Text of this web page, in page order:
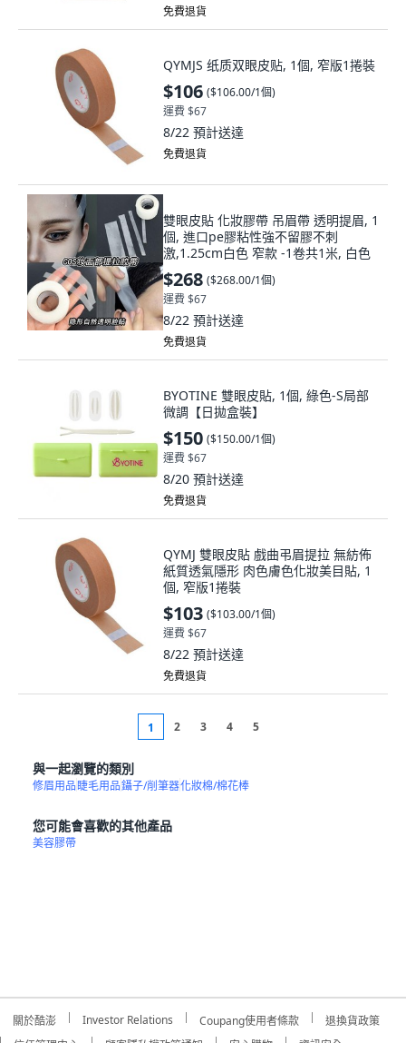
免費退貨
QYMJS 纸质双眼皮贴, 1個, 窄版1捲裝
$106 ($106.00/1個)
運費 $67
8/22 預計送達
免費退貨
雙眼皮貼 化妝膠帶 吊眉帶 透明提眉, 1
個, 進口pe膠粘性強不留膠不刺
激,1.25cm白色 窄款 -1卷共1米, 白色
$268 ($268.00/1個)
運費 $67
8/22 預計送達
免費退貨
BYOTINE 雙眼皮貼, 1個, 綠色-S局部
微調【日拋盒裝】
$150 ($150.00/1個)
運費 $67
8/20 預計送達
免費退貨
QYMJ 雙眼皮貼 戲曲弔眉提拉 無紡佈
紙質透氣隱形 肉色膚色化妝美目貼, 1
個, 窄版1捲裝
$103 ($103.00/1個)
運費 $67
8/22 預計送達
免費退貨
1 2 3 4 5
與一起瀏覽的類別
修眉用品睫毛用品鑷子/削筆器化妝棉/棉花棒
您可能會喜歡的其他產品
美容膠帶
關於酷澎 Investor Relations Coupang使用者條款
退換貨政策